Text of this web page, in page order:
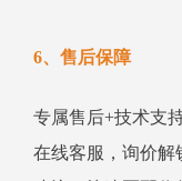
6、售后保障
专属售后+技术支
在线客服，询价解